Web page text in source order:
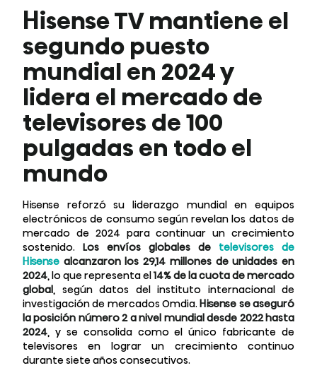
Hisense TV mantiene el
segundo puesto
mundial en 2024 y
lidera el mercado de
televisores de 100
pulgadas en todo el
mundo
Hisense reforzó su liderazgo mundial en equipos
electrónicos de consumo según revelan los datos de
mercado de 2024 para continuar un crecimiento
sostenido. Los envíos globales de televisores de
Hisense alcanzaron los 29,14 millones de unidades en
2024, lo que representa el14% de la cuota de mercado
global, según datos del instituto internacional de
investigación de mercados Omdia.Hisense se aseguró
la posición número 2 a nivel mundial desde 2022 hasta
2024, y se consolida como el único fabricante de
televisores en lograr un crecimiento continuo
durante siete años consecutivos.